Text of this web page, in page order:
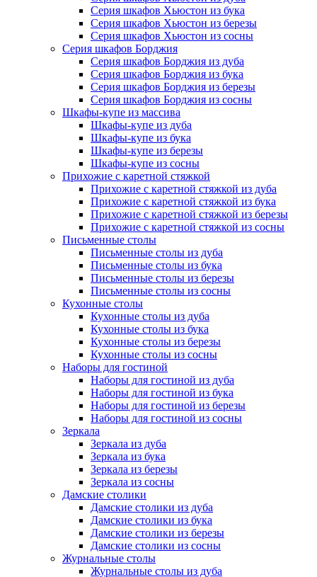
Серия шкафов Хьюстон из бука
Серия шкафов Хьюстон из березы
Серия шкафов Хьюстон из сосны
Серия шкафов Борджия
Серия шкафов Борджия из дуба
Серия шкафов Борджия из бука
Серия шкафов Борджия из березы
Серия шкафов Борджия из сосны
Шкафы-купе из массива
Шкафы-купе из дуба
Шкафы-купе из бука
Шкафы-купе из березы
Шкафы-купе из сосны
Прихожие с каретной стяжкой
Прихожие с каретной стяжкой из дуба
Прихожие с каретной стяжкой из бука
Прихожие с каретной стяжкой из березы
Прихожие с каретной стяжкой из сосны
Письменные столы
Письменные столы из дуба
Письменные столы из бука
Письменные столы из березы
Письменные столы из сосны
Кухонные столы
Кухонные столы из дуба
Кухонные столы из бука
Кухонные столы из березы
Кухонные столы из сосны
Наборы для гостиной
Наборы для гостиной из дуба
Наборы для гостиной из бука
Наборы для гостиной из березы
Наборы для гостиной из сосны
Зеркала
Зеркала из дуба
Зеркала из бука
Зеркала из березы
Зеркала из сосны
Дамские столики
Дамские столики из дуба
Дамские столики из бука
Дамские столики из березы
Дамские столики из сосны
Журнальные столы
Журнальные столы из дуба